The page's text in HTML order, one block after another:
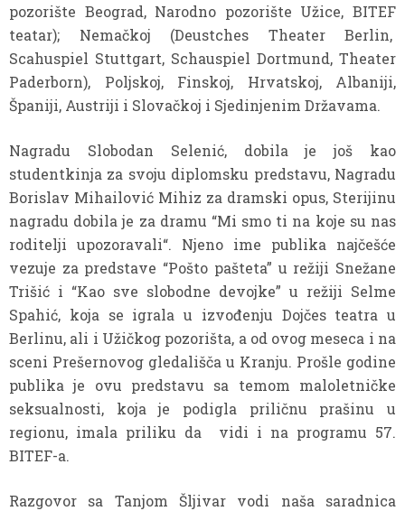
pozorište Beograd, Narodno pozorište Užice, BITEF
teatar); Nemačkoj (Deustches Theater Berlin,
Scahuspiel Stuttgart, Schauspiel Dortmund, Theater
Paderborn), Poljskoj, Finskoj, Hrvatskoj, Albaniji,
Španiji, Austriji i Slovačkoj i Sjedinjenim Državama.
Nagradu Slobodan Selenić, dobila je još kao
studentkinja za svoju diplomsku predstavu, Nagradu
Borislav Mihailović Mihiz za dramski opus, Sterijinu
nagradu dobila je za dramu “Mi smo ti na koje su nas
roditelji upozoravali“. Njeno ime publika najčešće
vezuje za predstave “Pošto pašteta” u režiji Snežane
Trišić i “Kao sve slobodne devojke” u režiji Selme
Spahić, koja se igrala u izvođenju Dojčes teatra u
Berlinu, ali i Užičkog pozorišta, a od ovog meseca i na
sceni Prešernovog gledališča u Kranju. Prošle godine
publika je ovu predstavu sa temom maloletničke
seksualnosti, koja je podigla priličnu prašinu u
regionu, imala priliku da vidi i na programu 57.
BITEF-a.
Razgovor sa Tanjom Šljivar vodi naša saradnica